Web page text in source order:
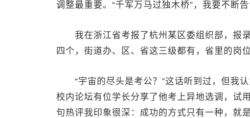
调整最重要。“千军万马过独木桥”，我要不断告
我在浙江省考报了杭州某区委组织部，报
四个，街道办、区、省这三级都有，省里的岗
“宇宙的尽头是考公？”这话听到过，但我认
校内论坛有位学长分享了他考上异地选调，试
句热评我印象很深：成功的方式只有一种，就